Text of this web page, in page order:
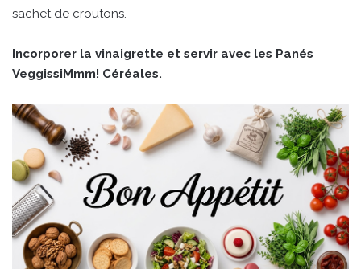
sachet de croutons.
Incorporer la vinaigrette et servir avec les Panés
VeggissiMmm! Céréales.